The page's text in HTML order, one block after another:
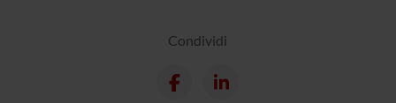
Condividi